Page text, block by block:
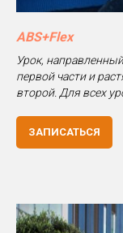
ABS+Flex
Урок,
первой части и
второй. Для всех
ЗАПИСАТЬСЯ